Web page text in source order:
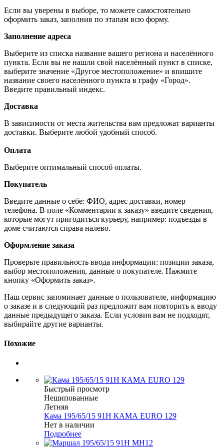
Если вы уверены в выборе, то можете самостоятельно
оформить заказ, заполнив по этапам всю форму.
Заполнение адреса
Выберите из списка название вашего региона и населённого
пункта. Если вы не нашли свой населённый пункт в списке,
выберите значение «Другое местоположение» и впишите
название своего населённого пункта в графу «Город».
Введите правильный индекс.
Доставка
В зависимости от места жительства вам предложат варианты
доставки. Выберите любой удобный способ.
Оплата
Выберите оптимальный способ оплаты.
Покупатель
Введите данные о себе: ФИО, адрес доставки, номер
телефона. В поле «Комментарии к заказу» введите сведения,
которые могут пригодиться курьеру, например: подъезды в
доме считаются справа налево.
Оформление заказа
Проверьте правильность ввода информации: позиции заказа,
выбор местоположения, данные о покупателе. Нажмите
кнопку «Оформить заказ».
Наш сервис запоминает данные о пользователе, информацию
о заказе и в следующий раз предложит вам повторить к вводу
данные предыдущего заказа. Если условия вам не подходят,
выбирайте другие варианты.
Похожие
Быстрый просмотр
Нешипованные
Летняя
Кама 195/65/15 91H КАМА EURO 129
Нет в наличии
Подробнее